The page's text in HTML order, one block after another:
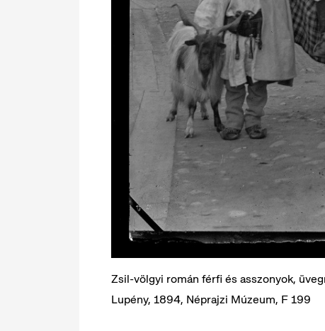
Zsil-völgyi román férfi és asszonyok,
Lupény, 1894, Néprajzi Múzeum, F 199